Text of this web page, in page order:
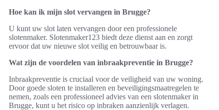
Hoe kan ik mijn slot vervangen in Brugge?
U kunt uw slot laten vervangen door een professionele
slotenmaker. Slotenmaker123 biedt deze dienst aan en zorgt
ervoor dat uw nieuwe slot veilig en betrouwbaar is.
Wat zijn de voordelen van inbraakpreventie in Brugge?
Inbraakpreventie is cruciaal voor de veiligheid van uw woning.
Door goede sloten te installeren en beveiligingsmaatregelen te
nemen, zoals een professioneel advies van een slotenmaker in
Brugge, kunt u het risico op inbraken aanzienlijk verlagen.